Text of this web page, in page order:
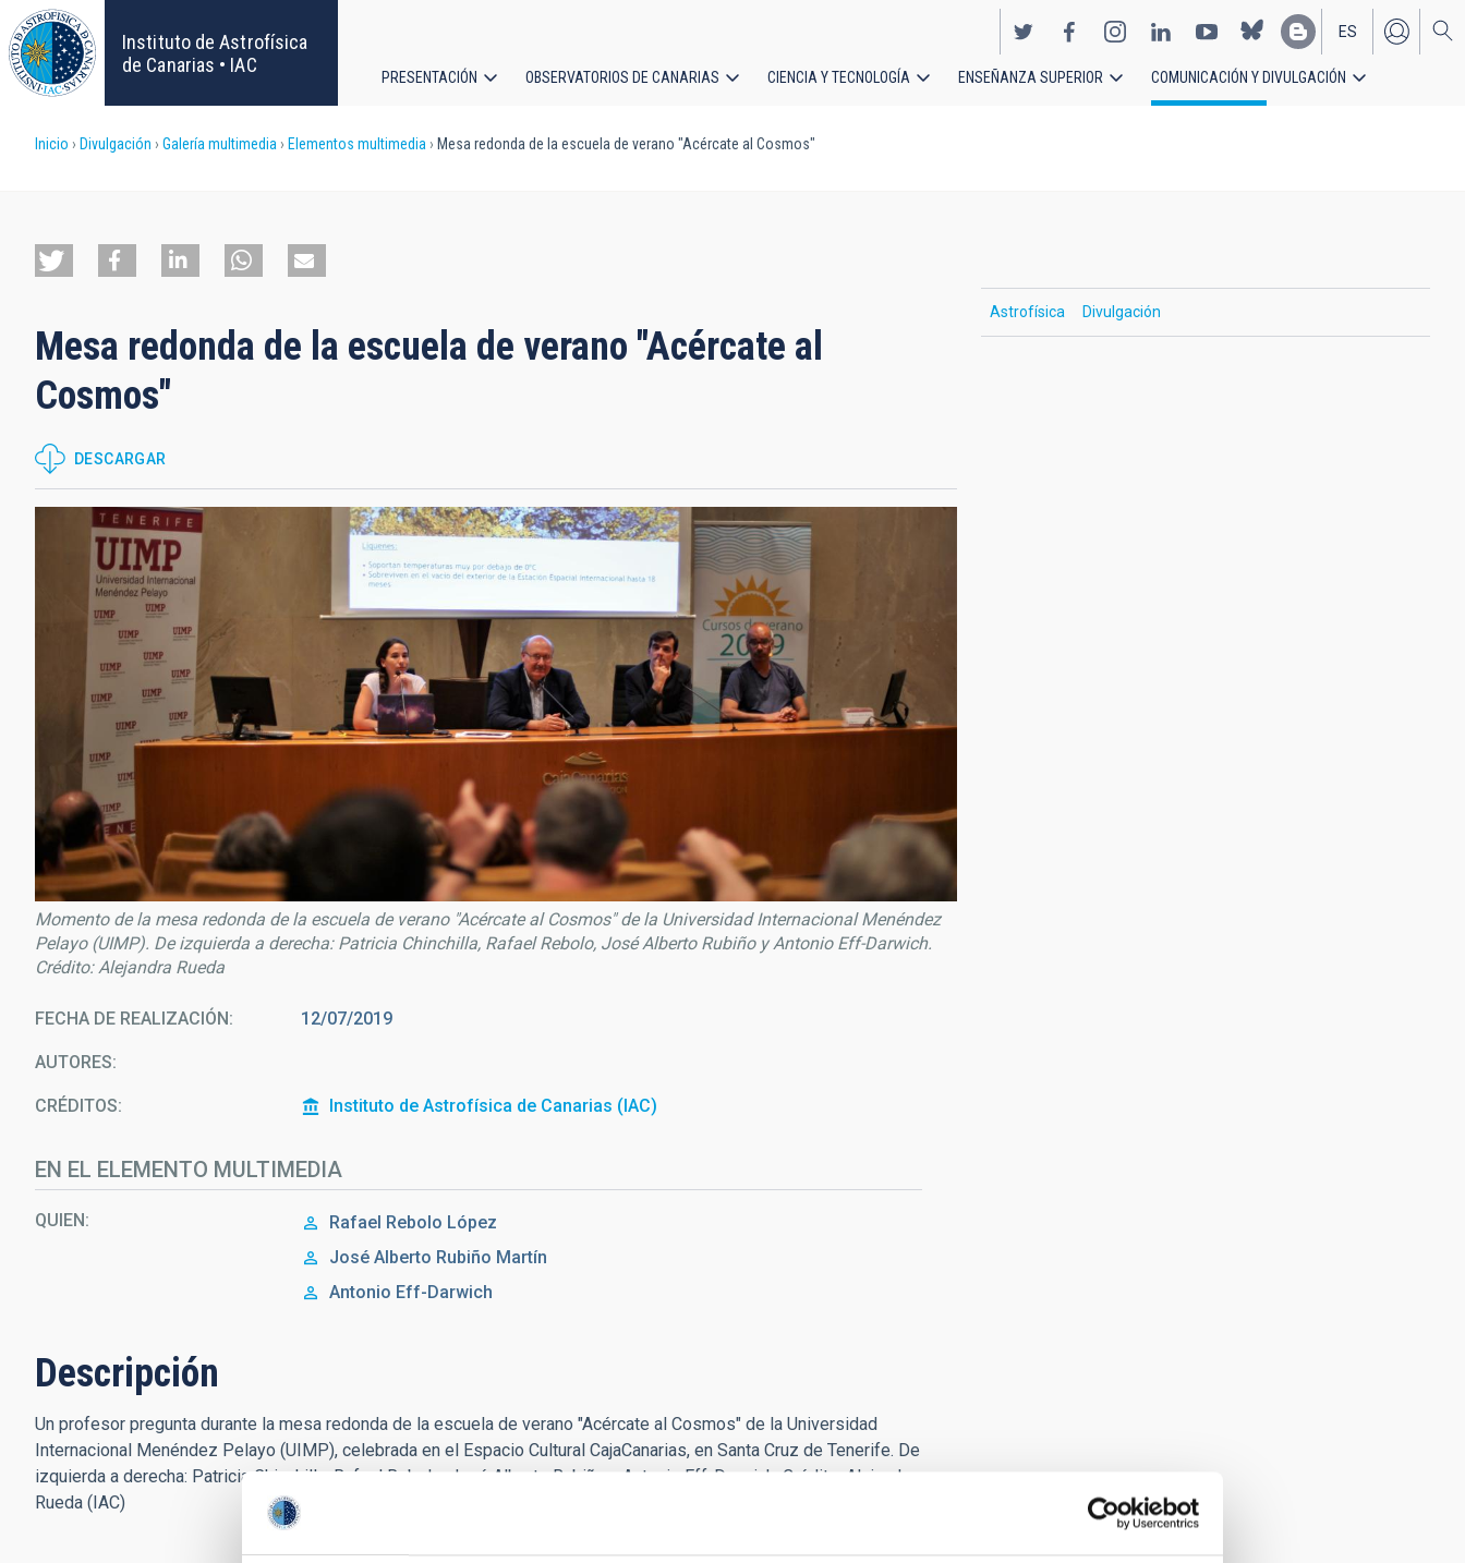
Pasar
al
contenido
principal
Instituto de Astrofísica
de Canarias • IAC
EN
ES
PRESENTACIÓN OBSERVATORIOS DE CANARIAS CIENCIA Y TECNOLOGÍA ENSEÑANZA SUPERIOR COMUNICACIÓN Y DIVULGACIÓN
Sobrescribir
de
a
la
navegación
Inicio Divulgación Galería multimedia Elementos multimedia Mesa redonda de la escuela de verano "Acércate al Cosmos"
Mesa redonda de la escuela de verano "Acércate al
Cosmos"
DESCARGAR
Momento de la mesa redonda de la escuela de verano "Acércate al Cosmos" de la Universidad Internacional Menéndez
Pelayo (UIMP). De izquierda a derecha: Patricia Chinchilla, Rafael Rebolo, José Alberto Rubiño y Antonio Eff-Darwich.
Crédito: Alejandra Rueda
FECHA DE REALIZACIÓN 12/07/2019
AUTORES
CRÉDITOS Instituto de Astrofísica de Canarias (IAC)
EN EL ELEMENTO MULTIMEDIA
QUIEN Rafael Rebolo López
José Alberto Rubiño Martín
Antonio Eff-Darwich
Descripción
Un profesor pregunta durante la mesa redonda de la escuela de verano "Acércate al Cosmos" de la Universidad
Internacional Menéndez Pelayo (UIMP), celebrada en el Espacio Cultural CajaCanarias, en Santa Cruz de Tenerife. De
izquierda a derecha: Patricia Chinchilla, Rafael Rebolo, José Alberto Rubiño y Antonio Eff-Darwich. Crédito: Alejandra
Rueda (IAC)
Astrofísica Divulgación